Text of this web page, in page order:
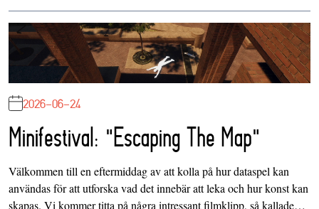
2026-06-24
Minifestival: "Escaping The Map"
Välkommen till en eftermiddag av att kolla på hur dataspel kan
användas för att utforska vad det innebär att leka och hur konst kan
skapas. Vi kommer titta på några intressant filmklipp, så kallade…